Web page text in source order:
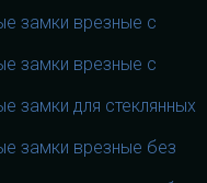
замки врезные с
замки врезные с
замки для стеклянных
замки врезные без